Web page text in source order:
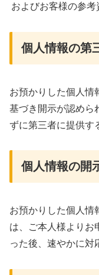
およびお客様の参考
個人情報の第
お預かりした個人情
基づき開示が認めら
ずに第三者に提供す
個人情報の開
お預かりした個人情
は、ご本人様よりお
った後、速やかに対